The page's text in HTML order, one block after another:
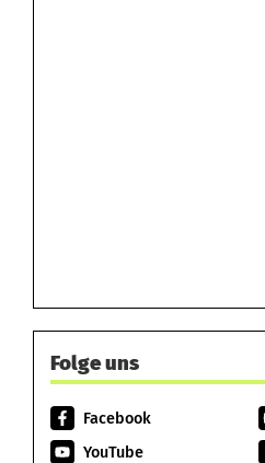
Folge uns
Facebook
YouTube